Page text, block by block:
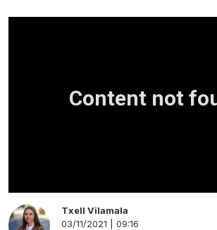
Txell Vilamala
03/11/2021 | 09:16